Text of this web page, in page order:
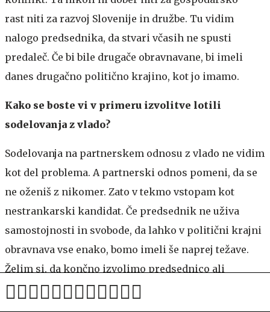
rast niti za razvoj Slovenije in družbe. Tu vidim
nalogo predsednika, da stvari včasih ne spusti
predaleč. Če bi bile drugače obravnavane, bi imeli
danes drugačno politično krajino, kot jo imamo.
Kako se boste vi v primeru izvolitve lotili
sodelovanja z vlado?
Sodelovanja na partnerskem odnosu z vlado ne vidim
kot del problema. A partnerski odnos pomeni, da se
ne oženiš z nikomer. Zato v tekmo vstopam kot
nestrankarski kandidat. Če predsednik ne uživa
samostojnosti in svobode, da lahko v politični krajni
obravnava vse enako, bomo imeli še naprej težave.
Želim si, da končno izvolimo predsednico ali
predsednika, ki ne bo imel bremen in dolgov do